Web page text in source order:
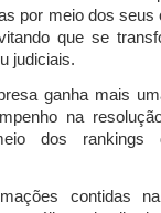
por meio dos seus
que se
judiciais.
ganha mais
na
dos rankings
contidas